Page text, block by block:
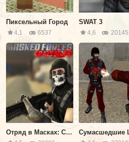
Пиксельный Город
4,1 6537
SWAT 3
4,6 20145
Отряд в Масках: Сумасшедший Режим